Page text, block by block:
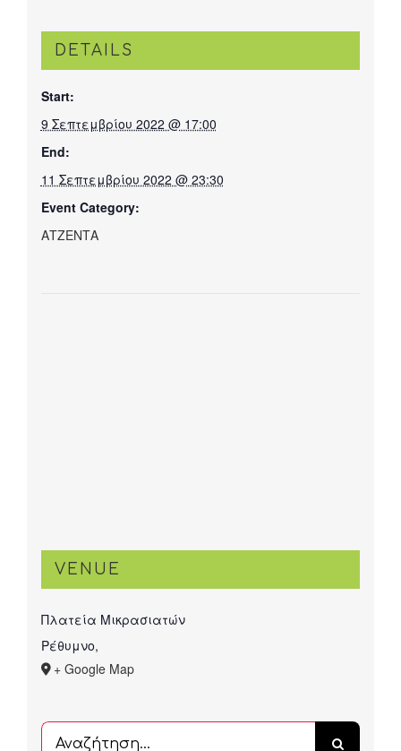
DETAILS
Start:
9 Σεπτεμβρίου 2022 @ 17:00
End:
11 Σεπτεμβρίου 2022 @ 23:30
Event Category:
ΑΤΖΕΝΤΑ
VENUE
Πλατεία Μικρασιατών
Ρέθυμνο,
+ Google Map
Αναζήτηση